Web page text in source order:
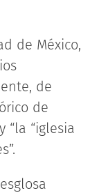
de México,
de
de
“la “iglesia